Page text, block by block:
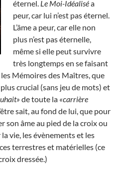
éternel. Le Moi-Idéaliséa
peur, car lui n’est pas éternel.
L’âme a peur, car elle non
plus n’est pas éternelle,
même si elle peut survivre
très longtemps en se faisant
les Mémoires des Maîtres, que
crucial (sans jeu de mots) et
de toute la «carrière
sait, au fond de lui, que pour
son âme au pied de la croix ou
vie, les évènements et les
terrestres et matérielles (ce
dressée.)